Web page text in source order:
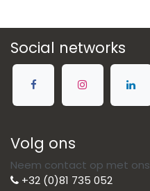
Social networks
Volg ons
Neem contact op met ons
+32 (0)81 735 052